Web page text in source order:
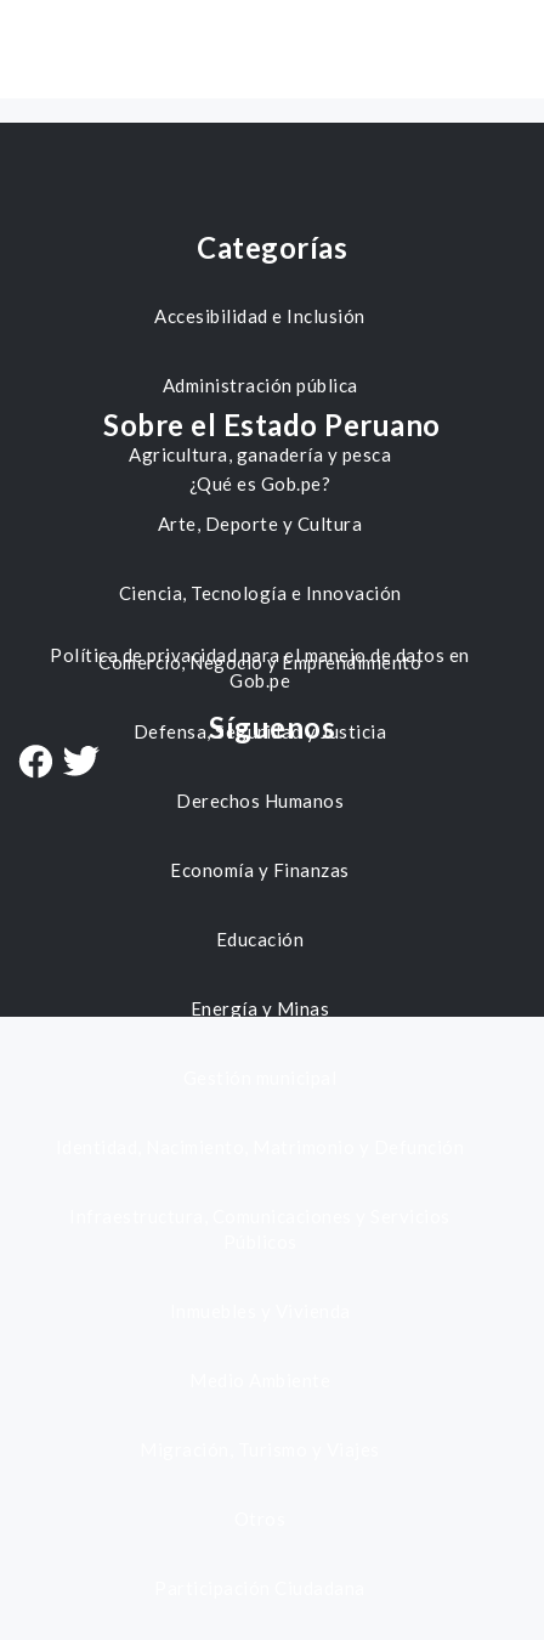
Categorías
Accesibilidad e Inclusión
Administración pública
Agricultura, ganadería y pesca
Arte, Deporte y Cultura
Ciencia, Tecnología e Innovación
Comercio, Negocio y Emprendimiento
Defensa, Seguridad y Justicia
Derechos Humanos
Economía y Finanzas
Educación
Energía y Minas
Sobre el Estado Peruano
¿Qué es Gob.pe?
Política de privacidad para el manejo de datos en
Gob.pe
Síguenos